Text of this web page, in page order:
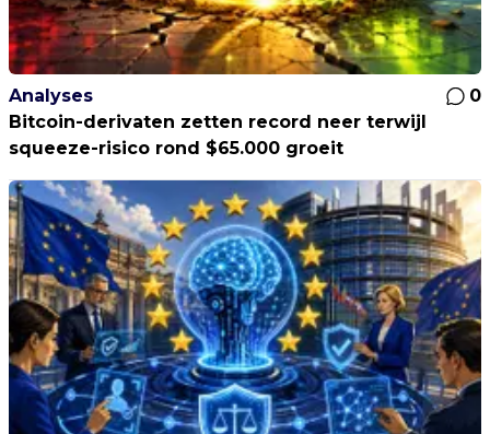
Analyses
0
Bitcoin-derivaten zetten record neer terwijl
squeeze-risico rond $65.000 groeit